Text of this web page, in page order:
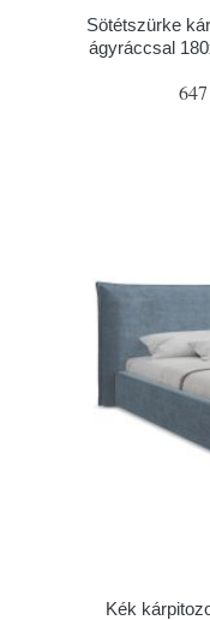
Sötétszürke
ágyráccsal
Kék